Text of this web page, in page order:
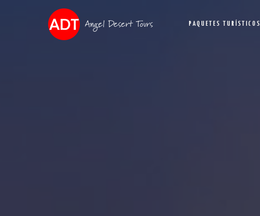
Angel Desert Tours PAQUETES TURÍSTICOS